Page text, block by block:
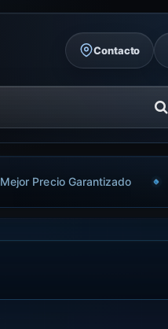
Contacto
Mejor Precio Garantizado